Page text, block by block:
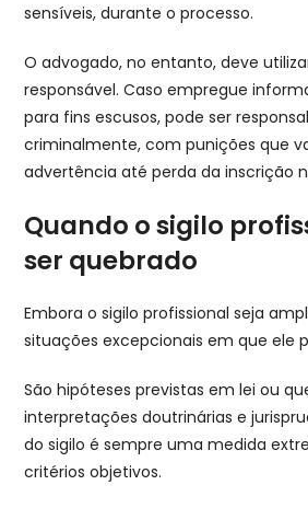
sensíveis, durante o processo.
O advogado, no entanto, deve
responsável. Caso empregue
para fins escusos, pode ser
criminalmente, com punições que
advertência até perda da inscrição
Quando o sigilo
ser quebrado
Embora o sigilo profissional seja
situações excepcionais em que ele
São hipóteses previstas em lei ou
interpretações doutrinárias e
do sigilo é sempre uma medida
critérios objetivos.